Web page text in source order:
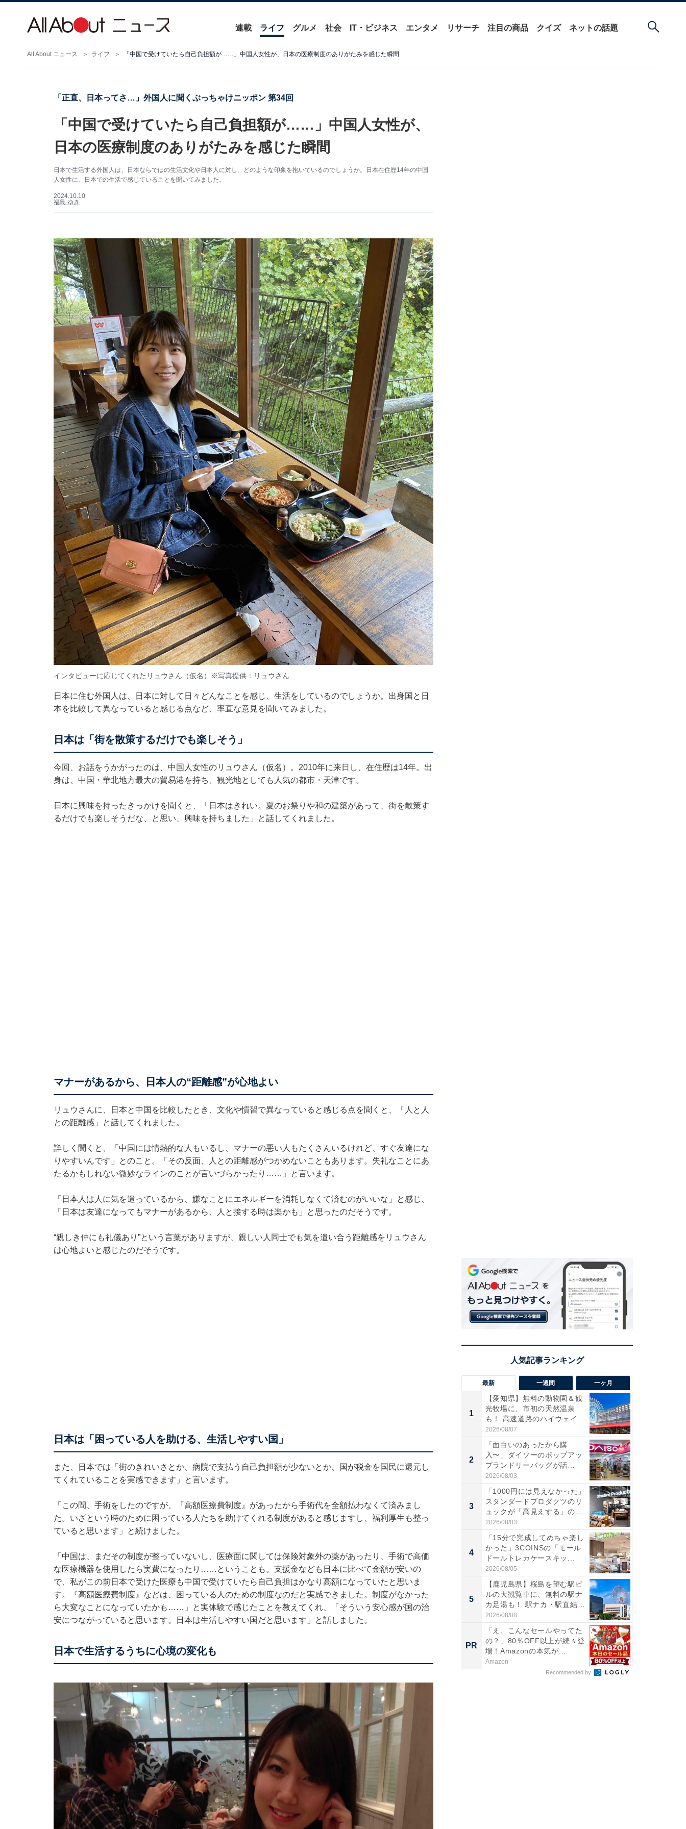
連載 ライフ グルメ 社会 IT・ビジネス エンタメ リサーチ 注目の商品 クイズ ネットの話題
All About ニュース ライフ 「中国で受けていたら自己負担額が……」中国人女性が、日本の医療制度のありがたみを感じた瞬間
「正直、日本ってさ…」外国人に聞くぶっちゃけニッポン 第34回
「中国で受けていたら自己負担額が……」中国人女性が、
日本の医療制度のありがたみを感じた瞬間
日本で生活する外国人は、日本ならではの生活文化や日本人に対し、どのような印象を抱いているのでしょうか。日本在住歴14年の中国
人女性に、日本での生活で感じていることを聞いてみました。
2024.10.10
福島 ゆき
インタビューに応じてくれたリュウさん（仮名）※写真提供：リュウさん
日本に住む外国人は、日本に対して日々どんなことを感じ、生活をしているのでしょうか。出身国と日
本を比較して異なっていると感じる点など、率直な意見を聞いてみました。
日本は「街を散策するだけでも楽しそう」
今回、お話をうかがったのは、中国人女性のリュウさん（仮名）。2010年に来日し、在住歴は14年。出
身は、中国・華北地方最大の貿易港を持ち、観光地としても人気の都市・天津です。
日本に興味を持ったきっかけを聞くと、「日本はきれい。夏のお祭りや和の建築があって、街を散策す
るだけでも楽しそうだな、と思い、興味を持ちました」と話してくれました。
マナーがあるから、日本人の“距離感”が心地よい
リュウさんに、日本と中国を比較したとき、文化や慣習で異なっていると感じる点を聞くと、「人と人
との距離感」と話してくれました。
詳しく聞くと、「中国には情熱的な人もいるし、マナーの悪い人もたくさんいるけれど、すぐ友達にな
りやすいんです」とのこと。「その反面、人との距離感がつかめないこともあります。失礼なことにあ
たるかもしれない微妙なラインのことが言いづらかったり……」と言います。
「日本人は人に気を遣っているから、嫌なことにエネルギーを消耗しなくて済むのがいいな」と感じ、
「日本は友達になってもマナーがあるから、人と接する時は楽かも」と思ったのだそうです。
“親しき仲にも礼儀あり”という言葉がありますが、親しい人同士でも気を遣い合う距離感をリュウさん
は心地よいと感じたのだそうです。
日本は「困っている人を助ける、生活しやすい国」
また、日本では「街のきれいさとか、病院で支払う自己負担額が少ないとか、国が税金を国民に還元し
てくれていることを実感できます」と言います。
「この間、手術をしたのですが、『高額医療費制度』があったから手術代を全額払わなくて済みまし
た。いざという時のために困っている人たちを助けてくれる制度があると感じますし、福利厚生も整っ
ていると思います」と続けました。
「中国は、まだその制度が整っていないし、医療面に関しては保険対象外の薬があったり、手術で高価
な医療機器を使用したら実費になったり……ということも。支援金なども日本に比べて金額が安いの
で、私がこの前日本で受けた医療も中国で受けていたら自己負担はかなり高額になっていたと思いま
す。『高額医療費制度』などは、困っている人のための制度なのだと実感できました。制度がなかった
ら大変なことになっていたかも……」と実体験で感じたことを教えてくれ、「そういう安心感が国の治
安につながっていると思います。日本は生活しやすい国だと思います」と話しました。
日本で生活するうちに心境の変化も
最新 一週間 一ヶ月
1
【愛知県】無料の動物園＆観
光牧場に、市初の天然温泉
も！ 高速道路のハイウェイオ
ア...
2026/08/07
2
「面白いのあったから購
入〜」ダイソーのポップアッ
プランドリーバッグが話
題。“さま...
2026/08/03
3
「1000円には見えなかった」
スタンダードプロダクツのリ
ュックが「高見えする」の...
2026/08/03
4
「15分で完成してめちゃ楽し
かった」3COINSの「モール
ドールトレカケースキッ...
2026/08/05
5
【鹿児島県】桜島を望む駅ビ
ルの大観覧車に、無料の駅ナ
カ足湯も！ 駅ナカ・駅直結
ス...
2026/08/08
PR
「え、こんなセールやってた
の？」80％OFF以上が続々登
場！Amazonの本気が...
Amazon
Recommended by